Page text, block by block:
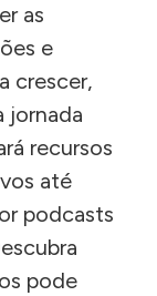
as
e
crescer,
jornada
recursos
até
podcasts
pode